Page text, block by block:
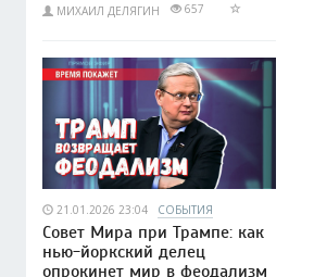
МИХАИЛ ДЕЛЯГИН 657
21.01.2026 23:04 СОБЫТИЯ
Совет Мира при Трампе: как
нью-йоркский делец
опрокинет мир в феодализм